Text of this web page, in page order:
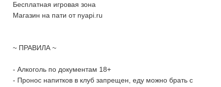
Бесплатная игровая зона
Магазин на пати от nyapi.ru
~ ПРАВИЛА ~
- Алкоголь по документам 18+
- Пронос напитков в клуб запрещен, еду можно брать с